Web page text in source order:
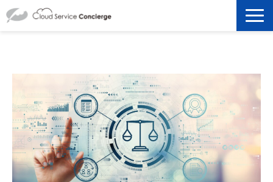
資料ダウンロード
お役立ち記事